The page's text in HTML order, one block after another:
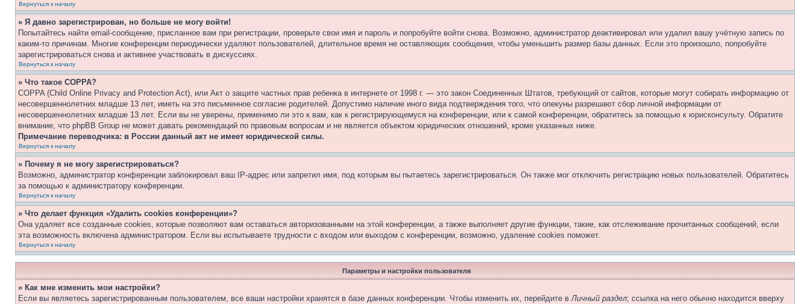
Вернуться к началу
» Я давно зарегистрирован, но больше не могу войти!
Попытайтесь найти email-сообщение, присланное вам при регистрации, проверьте свои имя и пароль и попробуйте войти снова. Возможно, администратор деактивировал или удалил вашу учётную запись по
каким-то причинам. Многие конференции периодически удаляют пользователей, длительное время не оставляющих сообщения, чтобы уменьшить размер базы данных. Если это произошло, попробуйте
зарегистрироваться снова и активнее участвовать в дискуссиях.
Вернуться к началу
» Что такое COPPA?
COPPA (Child Online Privacy and Protection Act), или Акт о защите частных прав ребенка в интернете от 1998 г. — это закон Соединенных Штатов, требующий от сайтов, которые могут собирать информацию от
несовершеннолетних младше 13 лет, иметь на это письменное согласие родителей. Допустимо наличие иного вида подтверждения того, что опекуны разрешают сбор личной информации от
несовершеннолетних младше 13 лет. Если вы не уверены, применимо ли это к вам, как к регистрирующемуся на конференции, или к самой конференции, обратитесь за помощью к юрисконсульту. Обратите
внимание, что phpBB Group не может давать рекомендаций по правовым вопросам и не является объектом юридических отношений, кроме указанных ниже.
Примечание переводчика: в России данный акт не имеет юридической силы.
Вернуться к началу
» Почему я не могу зарегистрироваться?
Возможно, администратор конференции заблокировал ваш IP-адрес или запретил имя, под которым вы пытаетесь зарегистрироваться. Он также мог отключить регистрацию новых пользователей. Обратитесь
за помощью к администратору конференции.
Вернуться к началу
» Что делает функция «Удалить cookies конференции»?
Она удаляет все созданные cookies, которые позволяют вам оставаться авторизованными на этой конференции, а также выполняет другие функции, такие, как отслеживание прочитанных сообщений, если
эта возможность включена администратором. Если вы испытываете трудности с входом или выходом с конференции, возможно, удаление cookies поможет.
Вернуться к началу
Параметры и настройки пользователя
» Как мне изменить мои настройки?
Если вы являетесь зарегистрированным пользователем, все ваши настройки хранятся в базе данных конференции. Чтобы изменить их, перейдите вЛичный раздел; ссылка на него обычно находится вверху